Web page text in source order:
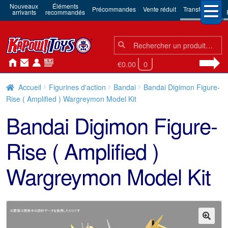
Nouveaux
arrivants
Éléments
recommandés Précommandes Vente réduit Transformers
Chercher:
Chercher
€0.00 0
Accueil Figurines d'action Bandai
Bandai Digimon Figure-
Rise ( Amplified ) Wargreymon Model Kit
Bandai Digimon Figure-
Rise ( Amplified )
Wargreymon Model Kit